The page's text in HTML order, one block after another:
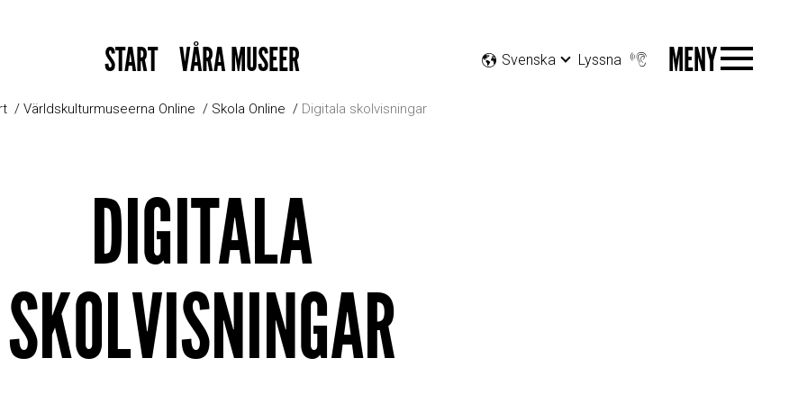
START VÅRA MUSEER Svenska Lyssna MENY
Världskulturmuseerna Online Skola Online Digitala skolvisningar
DIGITALA
SKOLVISNINGAR